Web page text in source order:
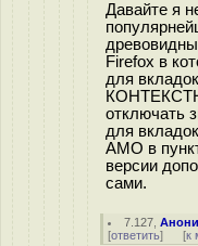
Давайте я
Firefox в
для
отключать
для
AMO в
версии
сами.
7.127 ,
[ответить] [к